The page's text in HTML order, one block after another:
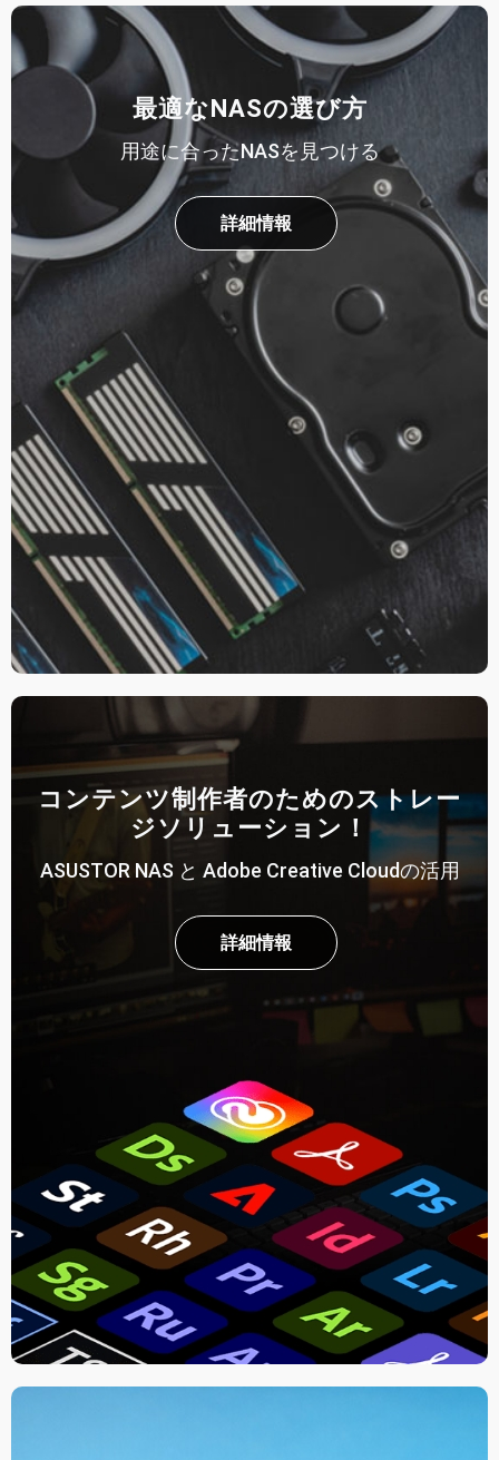
最適なNASの選び方
用途に合ったNASを見つける
詳細情報
コンテンツ制作者のためのストレー
ジソリューション！
ASUSTOR NAS と Adobe Creative Cloudの活用
詳細情報